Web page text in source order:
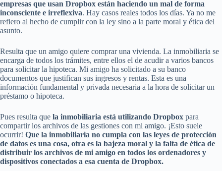
empresas que usan Dropbox están haciendo un mal de forma
inconsciente e irreflexiva. Hay casos reales todos los días. Ya no me
refiero al hecho de cumplir con la ley sino a la parte moral y ética del
asunto.
Resulta que un amigo quiere comprar una vivienda. La inmobiliaria se
encarga de todos los trámites, entre ellos el de acudir a varios bancos
para solicitar la hipoteca. Mi amigo ha solicitado a su banco
documentos que justifican sus ingresos y rentas. Esta es una
información fundamental y privada necesaria a la hora de solicitar un
préstamo o hipoteca.
Pues resulta que la inmobiliaria está utilizando Dropbox para
compartir los archivos de las gestiones con mi amigo. ¡Esto suele
ocurrir! Que la inmobiliaria no cumpla con las leyes de protección
de datos es una cosa, otra es la bajeza moral y la falta de ética de
distribuir los archivos de mi amigo en todos los ordenadores y
dispositivos conectados a esa cuenta de Dropbox.